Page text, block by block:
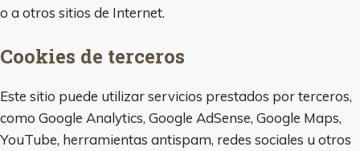
o a otros sitios de Internet.
Cookies de terceros
Este sitio puede utilizar servicios prestados por terceros,
como Google Analytics, Google AdSense, Google Maps,
YouTube, herramientas antispam, redes sociales u otros